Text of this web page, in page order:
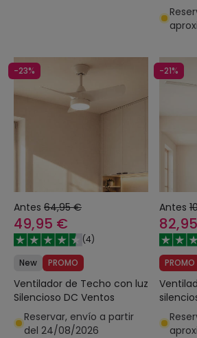
-23%
Antes 64,95 €
49,95 €
(4)
New
PROMO
Ventilador de Techo con luz
Silencioso DC Ventos
Reservar, envío a partir
del 24/08/2026
-21%
Antes
PROMO